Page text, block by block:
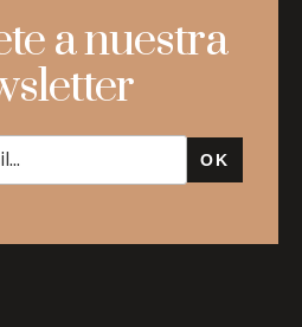
a nuestra
OK